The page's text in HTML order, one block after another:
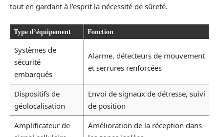
tout en gardant à l’esprit la nécessité de sûreté.
Type d’équipement Fonction
Systèmes de
sécurité
embarqués
Alarme, détecteurs de mouvement
et serrures renforcées
Dispositifs de
géolocalisation
Envoi de signaux de détresse, suivi
de position
Amplificateur de
Amélioration de la réception dans